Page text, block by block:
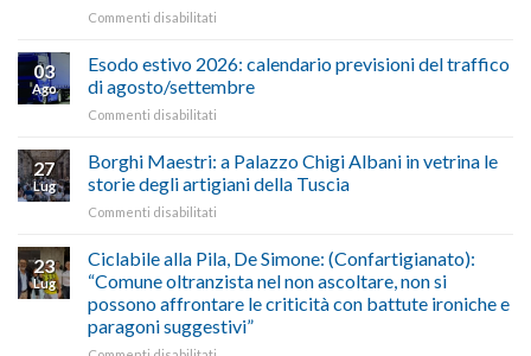
il
riconoscimento
del
tradizione
italiana”
Commenti disabilitati
–
imposta
in
Medio
Oriente
2026,
ecco
come
fare
03
Ago
Esodo estivo 2026: calendario previsioni del traffico
di agosto/settembre
Commenti disabilitati
estivo
calendario
traffico
di
agosto/settembre
27
Lug
Borghi Maestri: a Palazzo Chigi Albani in vetrina le
storie degli artigiani della Tuscia
Commenti disabilitati
Maestri:
Palazzo
Chigi
Albani
23
Lug
Ciclabile alla Pila, De Simone: (Confartigianato):
“Comune oltranzista nel non ascoltare, non si
possono affrontare le criticità con battute ironiche e
paragoni suggestivi”